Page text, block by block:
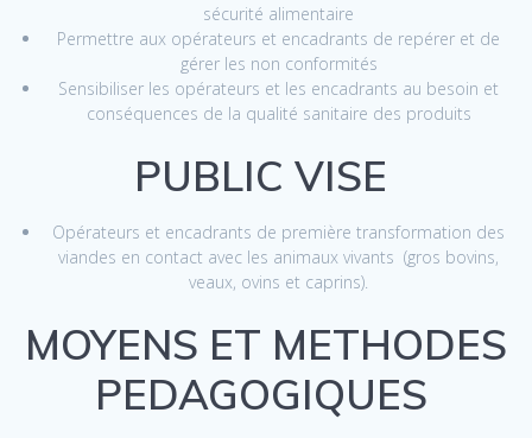
sécurité alimentaire
Permettre aux opérateurs et encadrants de repérer et de
gérer les non conformités
Sensibiliser les opérateurs et les encadrants au besoin et
conséquences de la qualité sanitaire des produits
PUBLIC VISE
Opérateurs et encadrants de première transformation des
viandes en contact avec les animaux vivants (gros bovins,
veaux, ovins et caprins).
MOYENS ET METHODES
PEDAGOGIQUES